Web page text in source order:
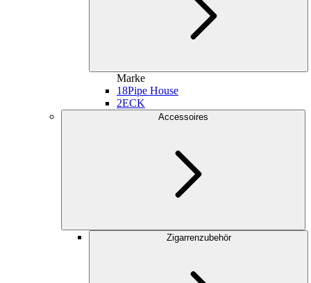
Marke
18Pipe House
2ECK
Accessoires
Zigarrenzubehör